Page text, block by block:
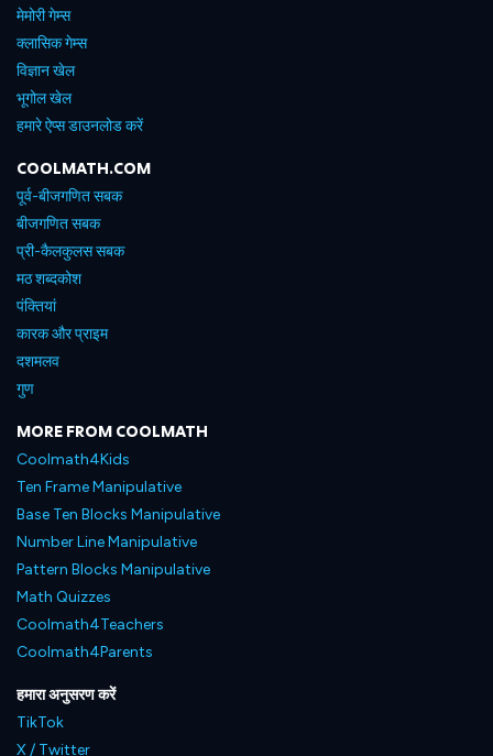
मेमोरी गेम्स
क्लासिक गेम्स
विज्ञान खेल
भूगोल खेल
हमारे ऐप्स डाउनलोड करें
COOLMATH.COM
पूर्व-बीजगणित सबक
बीजगणित सबक
प्री-कैलकुलस सबक
मठ शब्दकोश
पंक्तियां
कारक और प्राइम
दशमलव
गुण
MORE FROM COOLMATH
Coolmath4Kids
Ten Frame Manipulative
Base Ten Blocks Manipulative
Number Line Manipulative
Pattern Blocks Manipulative
Math Quizzes
Coolmath4Teachers
Coolmath4Parents
हमारा अनुसरण करें
TikTok
X / Twitter